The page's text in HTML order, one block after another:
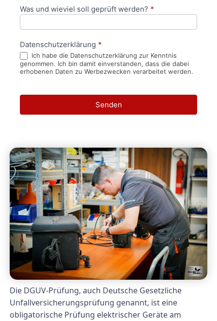
Was und wieviel soll geprüft werden? *
Datenschutzerklärung *
Ich habe die Datenschutzerklärung zur Kenntnis
genommen. Ich bin damit einverstanden, dass die dabei
erhobenen Daten zu Werbezwecken verarbeitet werden.
Senden
Die DGUV-Prüfung, auch Deutsche Gesetzliche
Unfallversicherungsprüfung genannt, ist eine
obligatorische Prüfung elektrischer Geräte am